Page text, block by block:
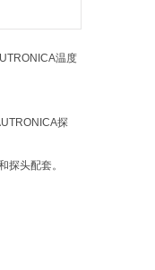
温度
探
探头配套。